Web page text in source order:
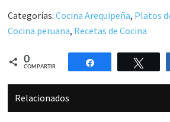
Categorías:Cocina Arequipeña, Platos
Cocina peruana, Recetas de Cocina
0
COMPARTIR
Compartir
Relacionados